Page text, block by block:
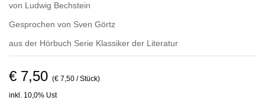
von Ludwig Bechstein
Gesprochen von Sven Görtz
aus der Hörbuch Serie Klassiker der Literatur
€ 7,50 (€ 7,50 / Stück)
inkl. 10,0% Ust